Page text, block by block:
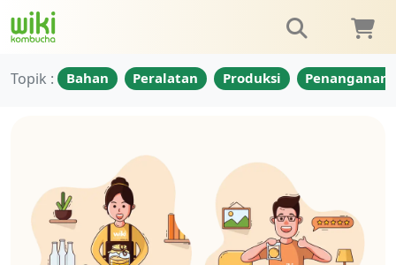
Topik : Bahan Peralatan Produksi Penanganan